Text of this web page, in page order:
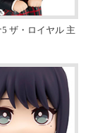
ザ・ロイヤル 主